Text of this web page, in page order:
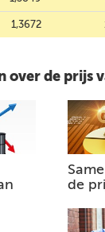
1,3672
over de prijs
de